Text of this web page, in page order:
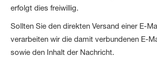
erfolgt dies freiwillig.
Sollten Sie den direkten Versand einer E-
verarbeiten wir die damit verbundenen E-
sowie den Inhalt der Nachricht.